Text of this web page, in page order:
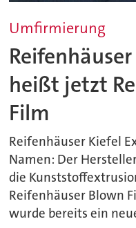
Umfirmierung
heißt jetzt
Film
Reifenhäuser Kiefel
Namen: Der
die
Reifenhäuser Blown
wurde bereits ein